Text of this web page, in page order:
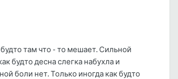
там что - то мешает. Сильной
будто десна слегка набухла и
боли нет. Только иногда как будто